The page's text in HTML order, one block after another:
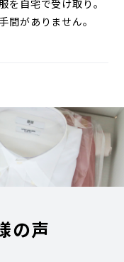
を自宅で受け取り。
間がありません。
の声